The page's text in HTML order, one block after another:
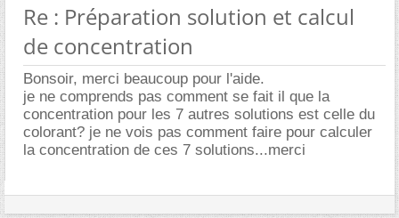
Re : Préparation solution et calcul
de concentration
Bonsoir, merci beaucoup pour l'aide.
je ne comprends pas comment se fait il que la
concentration pour les 7 autres solutions est celle du
colorant? je ne vois pas comment faire pour calculer
la concentration de ces 7 solutions...merci